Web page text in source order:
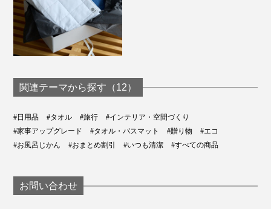
にも重宝します。
関連テーマから探す（12）
#日用品 #タオル #旅行
#インテリア・空間づくり
#家事アップグレード
#タオル・バスマット #贈り物
#エコ
#お風呂じかん
#おまとめ割引 #いつも清潔 #すべての商品
お問い合わせ